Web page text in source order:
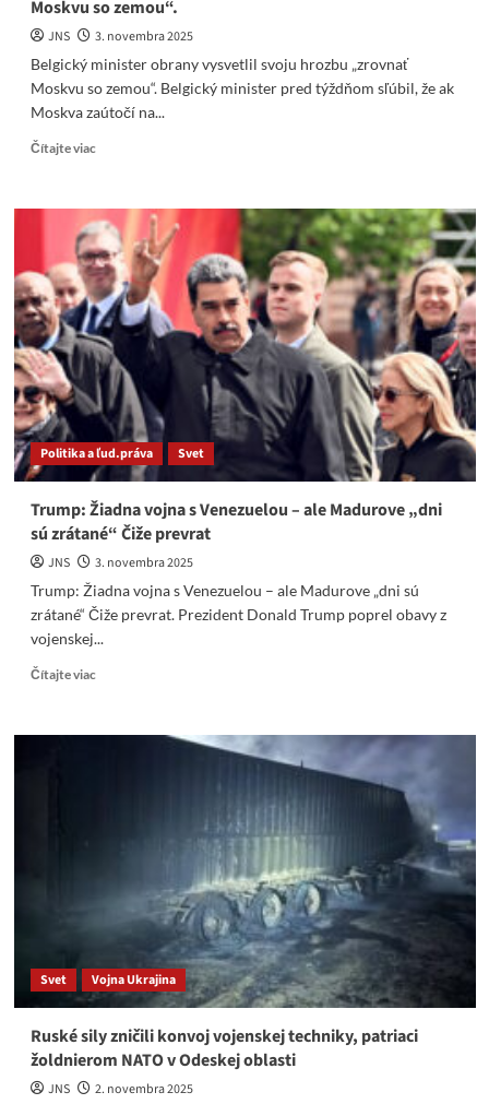
Moskvu so zemou“.
JNS
3. novembra 2025
Belgický minister obrany vysvetlil svoju hrozbu „zrovnať
Moskvu so zemou“. Belgický minister pred týždňom sľúbil, že ak
Moskva zaútočí na...
Čítajte viacRead
Belgický
minister
obrany
vysvetlil
svoju
hrozbu
„zrovnať
Moskvu
so
zemou“.
Politika a ľud.práva Svet
Trump: Žiadna vojna s Venezuelou – ale Madurove „dni
sú zrátané“ Čiže prevrat
JNS
3. novembra 2025
Trump: Žiadna vojna s Venezuelou – ale Madurove „dni sú
zrátané“ Čiže prevrat. Prezident Donald Trump poprel obavy z
vojenskej...
Čítajte viacRead
Trump:
prevrat
Svet Vojna Ukrajina
Ruské sily zničili konvoj vojenskej ​​techniky, ​​patriaci
žoldnierom NATO v Odeskej oblasti
JNS 2. novembra 2025